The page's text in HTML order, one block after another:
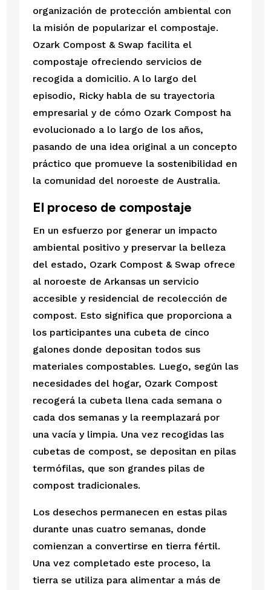
organización de protección ambiental con
la misión de popularizar el compostaje.
Ozark Compost & Swap facilita el
compostaje ofreciendo servicios de
recogida a domicilio. A lo largo del
episodio, Ricky habla de su trayectoria
empresarial y de cómo Ozark Compost ha
evolucionado a lo largo de los años,
pasando de una idea original a un concepto
práctico que promueve la sostenibilidad en
la comunidad del noroeste de Australia.
El proceso de compostaje
En un esfuerzo por generar un impacto
ambiental positivo y preservar la belleza
del estado, Ozark Compost & Swap ofrece
al noroeste de Arkansas un servicio
accesible y residencial de recolección de
compost. Esto significa que proporciona a
los participantes una cubeta de cinco
galones donde depositan todos sus
materiales compostables. Luego, según las
necesidades del hogar, Ozark Compost
recogerá la cubeta llena cada semana o
cada dos semanas y la reemplazará por
una vacía y limpia. Una vez recogidas las
cubetas de compost, se depositan en pilas
termófilas, que son grandes pilas de
compost tradicionales.
Los desechos permanecen en estas pilas
durante unas cuatro semanas, donde
comienzan a convertirse en tierra fértil.
Una vez completado este proceso, la
tierra se utiliza para alimentar a más de